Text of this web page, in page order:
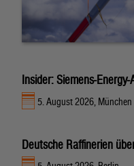
Insider: Siemens-
5. August 2026, München
Deutsche Raffinerien